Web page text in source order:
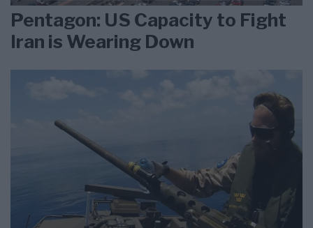
Pentagon: US Capacity to Fight
Iran is Wearing Down